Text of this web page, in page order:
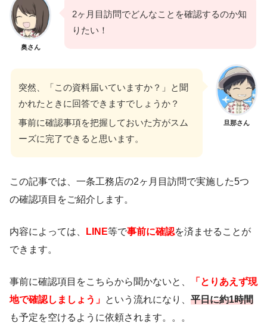
奥さん
2ヶ月目訪問でどんなことを確認するのか知
りたい！
旦那さん
突然、「この資料届いていますか？」と聞
かれたときに回答できますでしょうか？
事前に確認事項を把握しておいた方がスム
ーズに完了できると思います。
この記事では、一条工務店の2ヶ月目訪問で実施した5つ
の確認項目をご紹介します。
内容によっては、 LINE等で事前に確認を済ませることが
できます。
事前に確認項目をこちらから聞かないと、
「とりあえず現
地で確認しましょう」 という流れになり、 平日に約1時間
も予定を空けるように依頼されます。。。